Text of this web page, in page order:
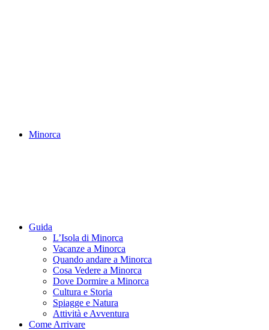
Minorca
Guida
L’Isola di Minorca
Vacanze a Minorca
Quando andare a Minorca
Cosa Vedere a Minorca
Dove Dormire a Minorca
Cultura e Storia
Spiagge e Natura
Attività e Avventura
Come Arrivare